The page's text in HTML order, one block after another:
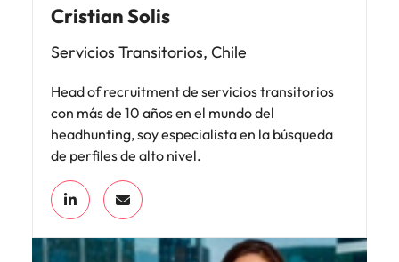
Cristian Solis
Servicios Transitorios, Chile
Head of recruitment de servicios transitorios
con más de 10 años en el mundo del
headhunting, soy especialista en la búsqueda
de perfiles de alto nivel.